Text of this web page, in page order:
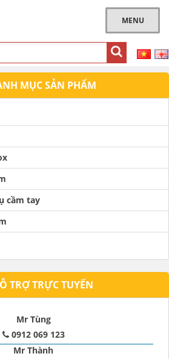
MENU
MỤC SẢN PHẨM
cầm tay
TRỢ TRỰC TUYẾN
Mr Tùng
0912 069 123
Mr Thành